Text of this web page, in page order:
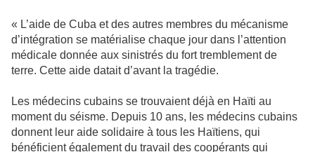
« L’aide de Cuba et des autres membres du mécanisme
d’intégration se matérialise chaque jour dans l’attention
médicale donnée aux sinistrés du fort tremblement de
terre. Cette aide datait d’avant la tragédie.
Les médecins cubains se trouvaient déjà en Haïti au
moment du séisme. Depuis 10 ans, les médecins cubains
donnent leur aide solidaire à tous les Haïtiens, qui
bénéficient également du travail des coopérants qui